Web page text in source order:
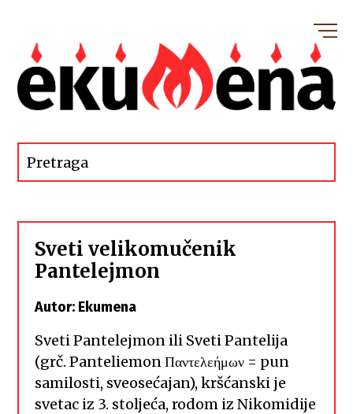
Sveti velikomučenik
Pantelejmon
Autor: Ekumena
Sveti Pantelejmon ili Sveti Pantelija
(grč. Panteliemon Παντελεήμων = pun
samilosti, sveosećajan), kršćanski je
svetac iz 3. stoljeća, rodom iz Nikomidije